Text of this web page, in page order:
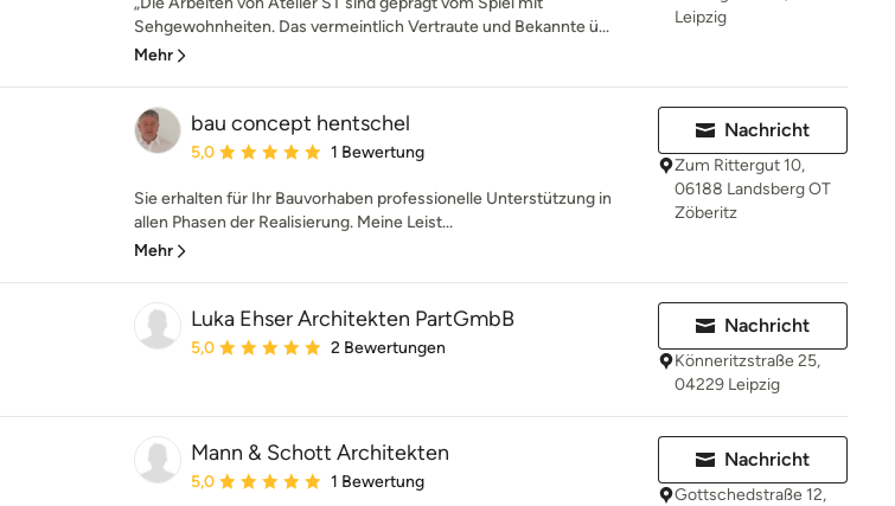
Sehgewohnheiten. Das vermeintlich Vertraute und Bekannte ü...
Mehr
Leipzig
bau concept hentschel
Durchschnittliche Bewertung: 5 von 5 Sternen
5,0 1 Bewertung
Sie erhalten für Ihr Bauvorhaben professionelle Unterstützung in
allen Phasen der Realisierung. Meine Leist...
Mehr
Nachricht
Zum Rittergut 10,
06188 Landsberg OT
Zöberitz
Luka Ehser Architekten PartGmbB
Durchschnittliche Bewertung: 5 von 5 Sternen
5,0 2 Bewertungen
Nachricht
Könneritzstraße 25,
04229 Leipzig
Mann & Schott Architekten
Durchschnittliche Bewertung: 5 von 5 Sternen
5,0 1 Bewertung
Nachricht
Gottschedstraße 12,